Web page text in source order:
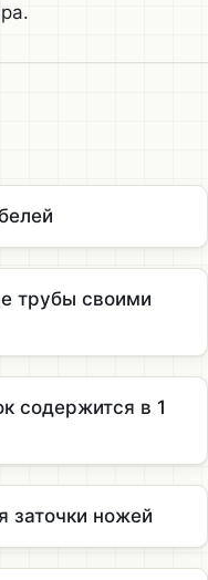
трубы своими
содержится в 1
заточки ножей